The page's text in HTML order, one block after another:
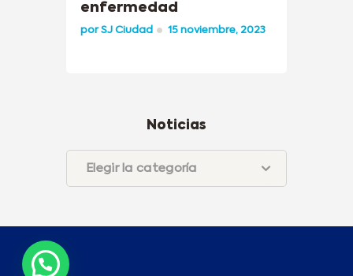
enfermedad
porSJ Ciudad 15 noviembre, 2023
Noticias